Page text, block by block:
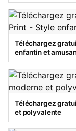
Téléchargez
enfantin et
Téléchargez
et polyvalente